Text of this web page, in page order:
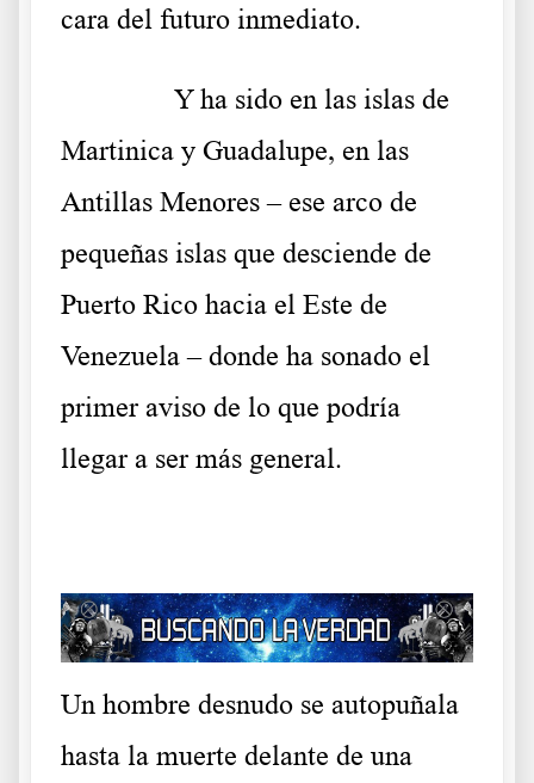
cara del futuro inmediato.
Y ha sido en las islas de
Martinica y Guadalupe, en las
Antillas Menores – ese arco de
pequeñas islas que desciende de
Puerto Rico hacia el Este de
Venezuela – donde ha sonado el
primer aviso de lo que podría
llegar a ser más general.
Un hombre desnudo se autopuñala
hasta la muerte delante de una